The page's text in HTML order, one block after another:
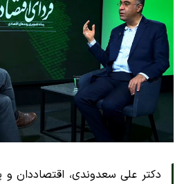
دکتر علی سعدوندی، اقتصاددان و